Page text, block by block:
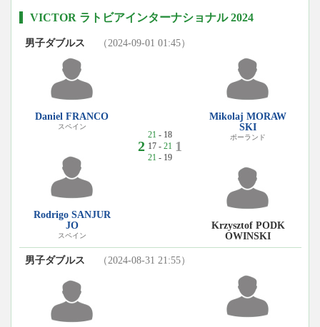
VICTOR ラトビアインターナショナル 2024
男子ダブルス （2024-09-01 01:45）
Daniel FRANCO
スペイン
Rodrigo SANJUR
JO
スペイン
2
21 - 18
17 - 21
21 - 19
1
Mikolaj MORAW
SKI
ポーランド
Krzysztof PODK
OWINSKI
男子ダブルス （2024-08-31 21:55）